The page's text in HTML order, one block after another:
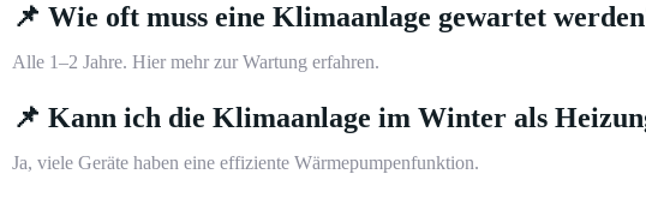
📌 Wie oft muss eine Klimaanlage gewartet
Alle 1–2 Jahre. Hier mehr zur Wartung erfahren.
📌 Kann ich die Klimaanlage im Winter als
Ja, viele Geräte haben eine effiziente Wärmepumpenfunktion.